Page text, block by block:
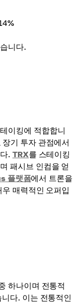
니다.
이킹에 적합합니
기 투자 관점에서
다.TRX를 스테이킹
패시브 인컴을 얻
플랫폼에서 트론을
매력적인 오퍼입
하나이며 전통적
다. 이는 전통적인